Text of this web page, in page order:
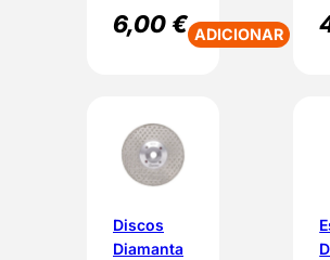
e
6,00€ ADICIONAR
Discos
Diamanta